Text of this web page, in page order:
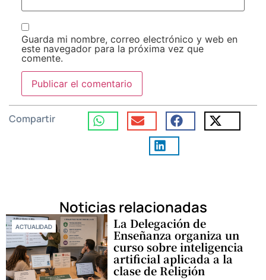
Guarda mi nombre, correo electrónico y web en
este navegador para la próxima vez que
comente.
Compartir
Noticias relacionadas
ACTUALIDAD La Delegación de
Enseñanza organiza un
curso sobre inteligencia
artificial aplicada a la
clase de Religión